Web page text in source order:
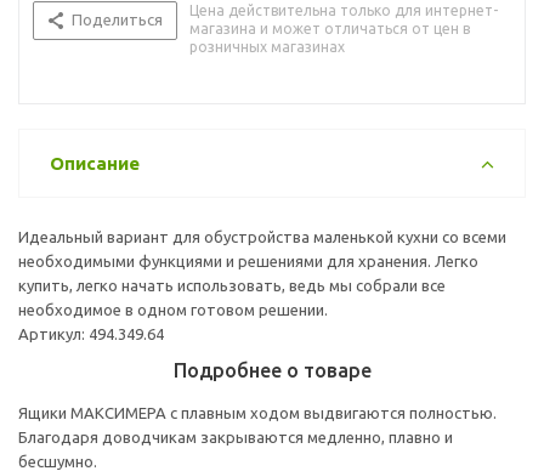
Поделиться
Цена действительна только для интернет-
магазина и может отличаться от цен в
розничных магазинах
Описание
Идеальный вариант для обустройства маленькой кухни со всеми
необходимыми функциями и решениями для хранения. Легко
купить, легко начать использовать, ведь мы собрали все
необходимое в одном готовом решении.
Артикул: 494.349.64
Подробнее о товаре
Ящики МАКСИМЕРА с плавным ходом выдвигаются полностью.
Благодаря доводчикам закрываются медленно, плавно и
бесшумно.